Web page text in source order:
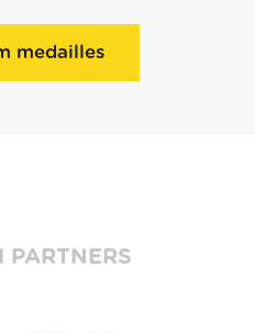
medailles
PARTNERS